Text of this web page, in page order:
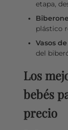
etapa,
plástico
Vasos
del
Los
bebés
precio